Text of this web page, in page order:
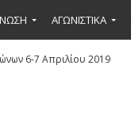
ΑΓΩΝΙΣΤΙΚΑ
6-7 Απριλίου 2019